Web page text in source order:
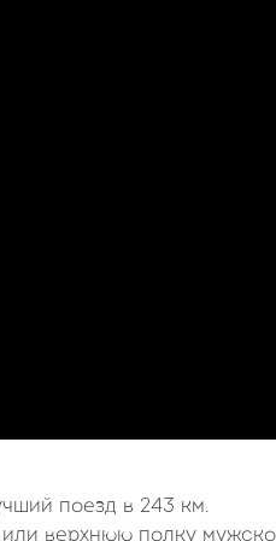
поезд в 243 км.
верхнюю полку